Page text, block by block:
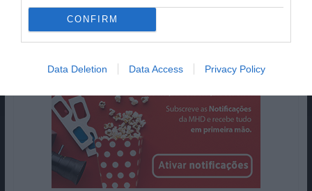
CONFIRM
Data Deletion Data Access Privacy Policy
Pub